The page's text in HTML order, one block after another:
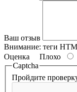
Ваш отзыв
Внимание: теги
Оценка Плохо
Captcha
Пройдите